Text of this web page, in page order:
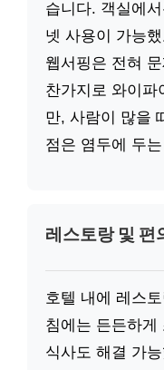
습니다. 객실에
넷 사용이 가능
웹서핑은 전혀
찬가지로 와이파
만, 사람이 많을
점은 염두에 두
레스토랑 및 편
호텔 내에 레스
침에는 든든하게
식사도 해결 가